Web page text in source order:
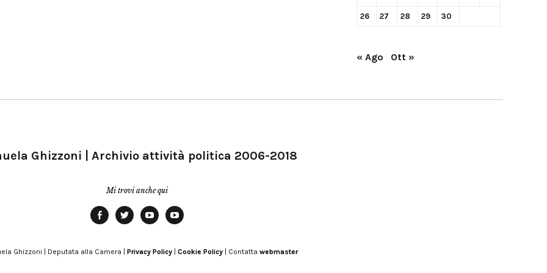
26 27 28 29 30
« Ago Ott »
Ghizzoni | Archivio attività politica 2006-2018
Mi trovi anche qui
Modena
Ghizzoni | Deputata alla Camera | Privacy Policy Cookie Policy | Contatta webmaster